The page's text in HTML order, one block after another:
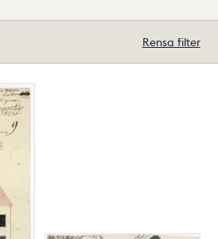
Rensa filter